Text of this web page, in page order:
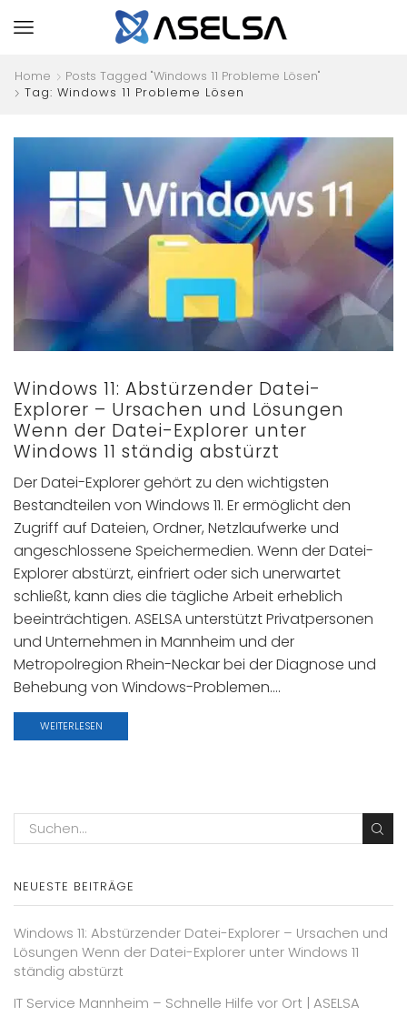
Home
Posts Tagged "Windows 11 Probleme Lösen"
Tag: Windows 11 Probleme Lösen
Windows 11: Abstürzender Datei-
Explorer – Ursachen und Lösungen
Wenn der Datei-Explorer unter
Windows 11 ständig abstürzt
Der Datei-Explorer gehört zu den wichtigsten
Bestandteilen von Windows 11. Er ermöglicht den
Zugriff auf Dateien, Ordner, Netzlaufwerke und
angeschlossene Speichermedien. Wenn der Datei-
Explorer abstürzt, einfriert oder sich unerwartet
schließt, kann dies die tägliche Arbeit erheblich
beeinträchtigen. ASELSA unterstützt Privatpersonen
und Unternehmen in Mannheim und der
Metropolregion Rhein-Neckar bei der Diagnose und
Behebung von Windows-Problemen....
WEITERLESEN
NEUESTE BEITRÄGE
Windows 11: Abstürzender Datei-Explorer – Ursachen und
Lösungen Wenn der Datei-Explorer unter Windows 11
ständig abstürzt
IT Service Mannheim – Schnelle Hilfe vor Ort | ASELSA